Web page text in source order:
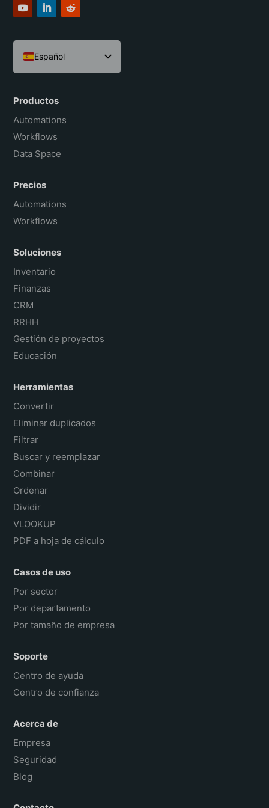
Español
English
Português do Brasil
Français
Productos
Automations
Workflows
Data Space
Precios
Automations
Workflows
Soluciones
Inventario
Finanzas
CRM
RRHH
Gestión de proyectos
Educación
Herramientas
Convertir
Eliminar duplicados
Filtrar
Buscar y reemplazar
Combinar
Ordenar
Dividir
VLOOKUP
PDF a hoja de cálculo
Casos de uso
Por sector
Por departamento
Por tamaño de empresa
Soporte
Centro de ayuda
Centro de confianza
Acerca de
Empresa
Seguridad
Blog